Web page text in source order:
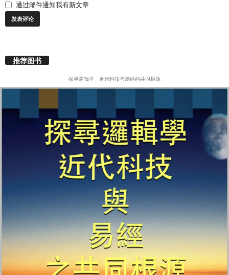
通过邮件通知我有新文章
推荐图书
探寻逻辑学、近代科技与易经的共同根源